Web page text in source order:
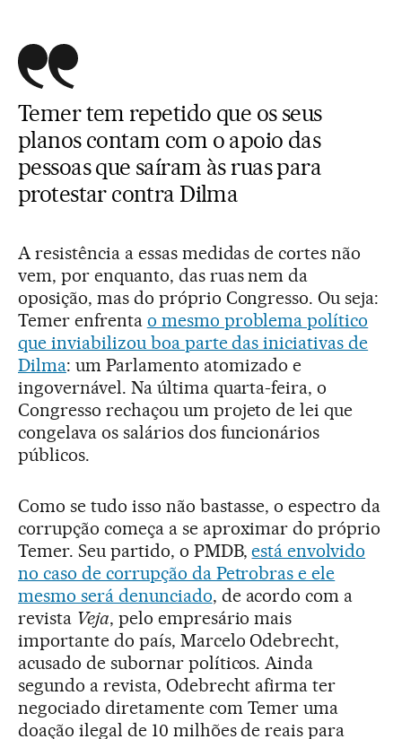
Temer tem repetido que os seus
planos contam com o apoio das
pessoas que saíram às ruas para
protestar contra Dilma
A resistência a essas medidas de cortes não
vem, por enquanto, das ruas nem da
oposição, mas do próprio Congresso. Ou seja:
Temer enfrenta o mesmo problema político
que inviabilizou boa parte das iniciativas de
Dilma: um Parlamento atomizado e
ingovernável. Na última quarta-feira, o
Congresso rechaçou um projeto de lei que
congelava os salários dos funcionários
públicos.
Como se tudo isso não bastasse, o espectro da
corrupção começa a se aproximar do próprio
Temer. Seu partido, o PMDB,está envolvido
no caso de corrupção da Petrobras e ele
mesmo será denunciado, de acordo com a
revista Veja, pelo empresário mais
importante do país, Marcelo Odebrecht,
acusado de subornar políticos. Ainda
segundo a revista, Odebrecht afirma ter
negociado diretamente com Temer uma
doação ilegal de 10 milhões de reais para